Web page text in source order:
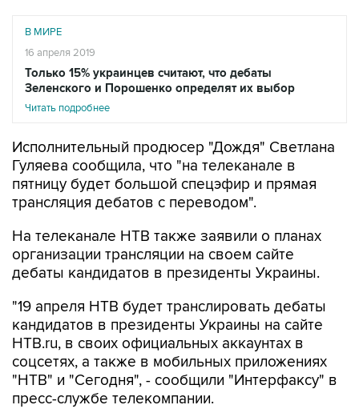
В МИРЕ
16 апреля 2019
Только 15% украинцев считают, что дебаты
Зеленского и Порошенко определят их выбор
Читать подробнее
Исполнительный продюсер "Дождя" Светлана
Гуляева сообщила, что "на телеканале в
пятницу будет большой спецэфир и прямая
трансляция дебатов с переводом".
На телеканале НТВ также заявили о планах
организации трансляции на своем сайте
дебаты кандидатов в президенты Украины.
"19 апреля НТВ будет транслировать дебаты
кандидатов в президенты Украины на сайте
НТВ.ru, в своих официальных аккаунтах в
соцсетях, а также в мобильных приложениях
"НТВ" и "Сегодня", - сообщили "Интерфаксу" в
пресс-службе телекомпании.